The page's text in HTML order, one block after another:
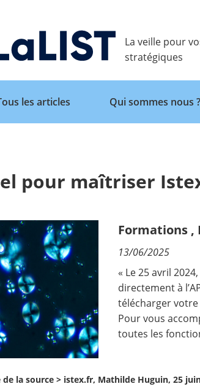
La veille pour
stratégiques
Retour
les articles Qui sommes nous ?
pour maîtriser
Formations ,
13/06/2025
« Le25 avril 2024
directement à
télécharger
Pour vous
toutes les
la source > istex.fr, Mathilde Huguin, 25